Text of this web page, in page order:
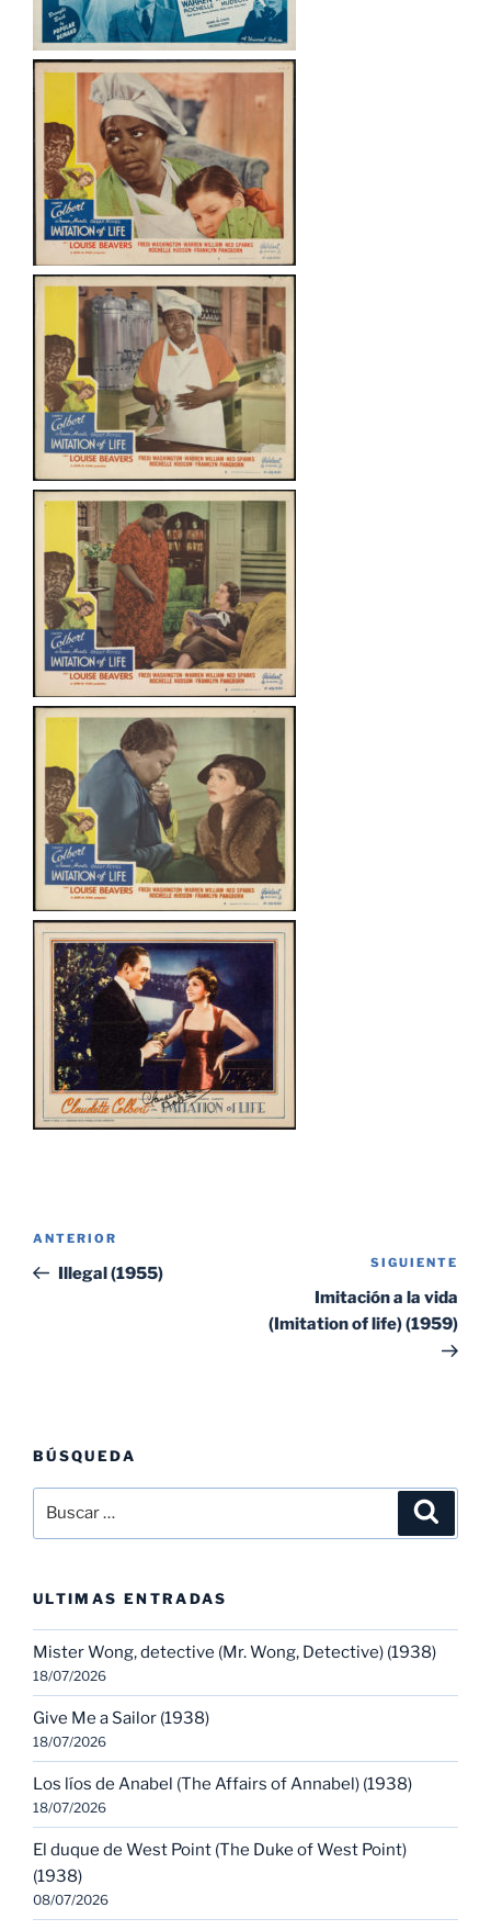
entradas
Entrada
anterior:
ANTERIOR
Illegal (1955)
SIGUIENTE
Imitación a la vida
(Imitation of life) (1959)
BÚSQUEDA
por:
ULTIMAS ENTRADAS
Mister Wong, detective (Mr. Wong, Detective) (1938)
18/07/2026
Give Me a Sailor (1938)
18/07/2026
Los líos de Anabel (The Affairs of Annabel) (1938)
18/07/2026
El duque de West Point (The Duke of West Point)
(1938)
08/07/2026